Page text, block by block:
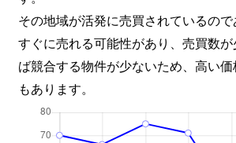
その地域が活発に売買されているの
すぐに売れる可能性があり、売買数
ば競合する物件が少ないため、高い
もあります。